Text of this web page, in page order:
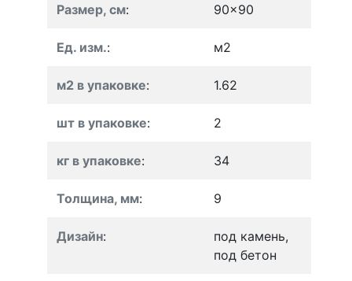
Размер, см: 90x90
Ед. изм.: м2
м2 в упаковке: 1.62
шт в упаковке: 2
кг в упаковке: 34
Толщина, мм: 9
Дизайн:
под камень,
под бетон